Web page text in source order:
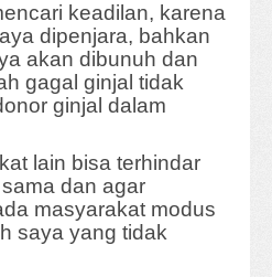
keadilan, karena
dipenjara, bahkan
akan dibunuh dan
gagal ginjal tidak
ginjal dalam
lain bisa terhindar
dan agar
masyarakat modus
saya yang tidak